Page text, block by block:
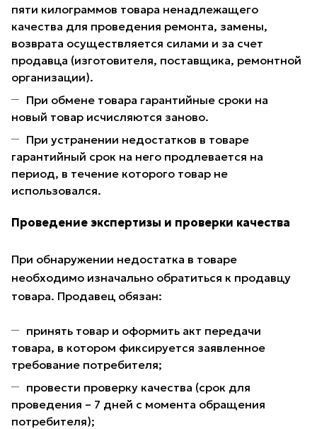
пяти килограммов товара ненадлежащего
качества для проведения ремонта, замены,
возврата осуществляется силами и за счет
продавца (изготовителя, поставщика, ремонтной
организации).
При обмене товара гарантийные сроки на
новый товар исчисляются заново.
При устранении недостатков в товаре
гарантийный срок на него продлевается на
период, в течение которого товар не
использовался.
Проведение экспертизы и проверки качества
При обнаружении недостатка в товаре
необходимо изначально обратиться к продавцу
товара. Продавец обязан:
принять товар и оформить акт передачи
товара, в котором фиксируется заявленное
требование потребителя;
провести проверку качества (срок для
проведения – 7 дней с момента обращения
потребителя);